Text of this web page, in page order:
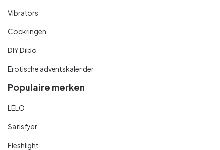
Vibrators
Cockringen
DIY Dildo
Erotische adventskalender
Populaire merken
LELO
Satisfyer
Fleshlight